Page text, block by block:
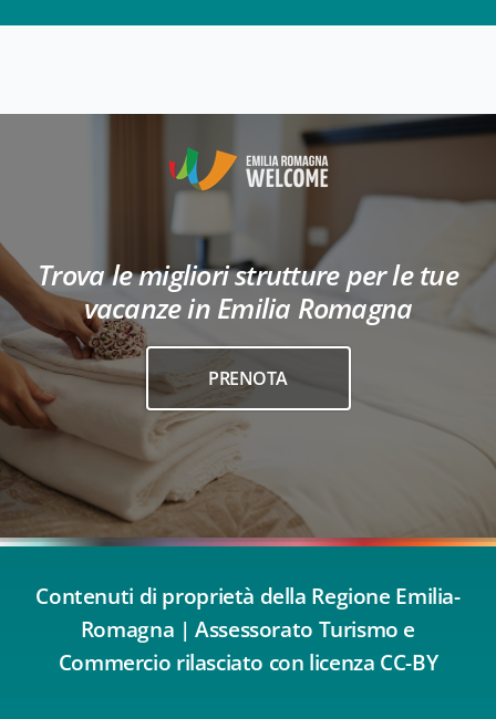
Trova le migliori strutture per le tue
vacanze in Emilia Romagna
PRENOTA
Contenuti di proprietà della Regione Emilia-
Romagna | Assessorato Turismo e
Commercio rilasciato con licenza CC-BY